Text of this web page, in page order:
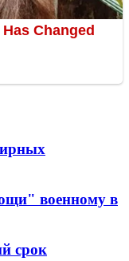
военному в
срок